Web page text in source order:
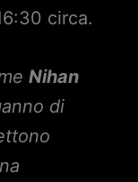
circa.
Nihan
di